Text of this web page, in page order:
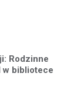
Rodzinne
w bibliotece